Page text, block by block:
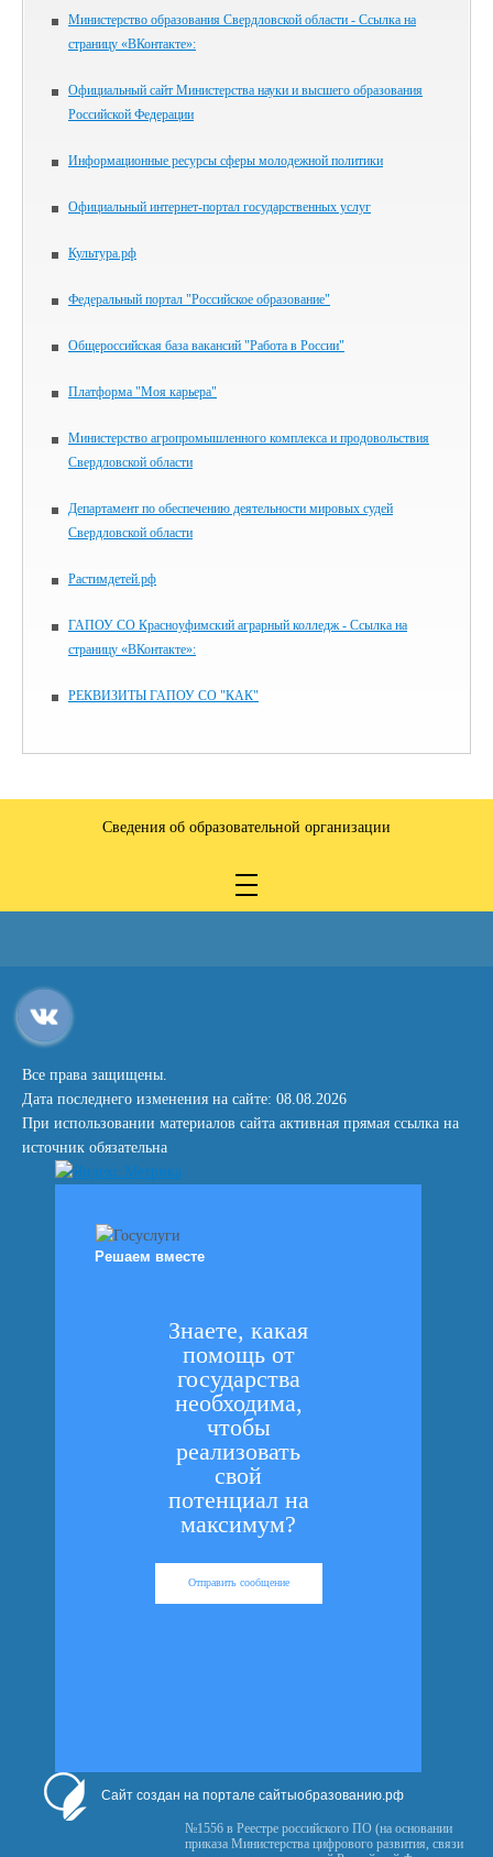
Министерство образования Свердловской области - Ссылка на
страницу «ВКонтакте»:
Официальный сайт Министерства науки и высшего образования
Российской Федерации
Информационные ресурсы сферы молодежной политики
Официальный интернет-портал государственных услуг
Культура.рф
Федеральный портал "Российское образование"
Общероссийская база вакансий "Работа в России"
Платформа "Моя карьера"
Министерство агропромышленного комплекса и продовольствия
Свердловской области
Департамент по обеспечению деятельности мировых судей
Свердловской области
Растимдетей.рф
ГАПОУ СО Красноуфимский аграрный колледж - Ссылка на
страницу «ВКонтакте»:
РЕКВИЗИТЫ ГАПОУ СО "КАК"
Сведения об образовательной организации
Все права защищены.
Дата последнего изменения на сайте: 08.08.2026
При использовании материалов сайта активная прямая ссылка на
источник обязательна
Решаем вместе
Знаете, какая
помощь от
государства
необходима,
чтобы
реализовать
свой
потенциал на
максимум?
Отправить сообщение
Сайт создан на портале сайтыобразованию.рф
№1556 в Реестре российского ПО (на основании
приказа Министерства цифрового развития, связи